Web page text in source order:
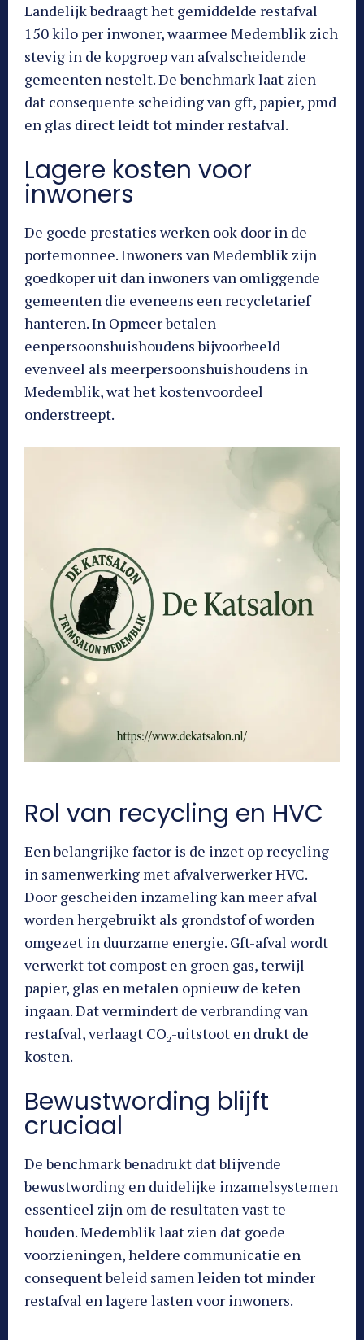
Landelijk bedraagt het gemiddelde restafval
150 kilo per inwoner, waarmee Medemblik zich
stevig in de kopgroep van afvalscheidende
gemeenten nestelt. De benchmark laat zien
dat consequente scheiding van gft, papier, pmd
en glas direct leidt tot minder restafval.
Lagere kosten voor
inwoners
De goede prestaties werken ook door in de
portemonnee. Inwoners van Medemblik zijn
goedkoper uit dan inwoners van omliggende
gemeenten die eveneens een recycletarief
hanteren. In Opmeer betalen
eenpersoonshuishoudens bijvoorbeeld
evenveel als meerpersoonshuishoudens in
Medemblik, wat het kostenvoordeel
onderstreept.
Rol van recycling en HVC
Een belangrijke factor is de inzet op recycling
in samenwerking met afvalverwerker HVC.
Door gescheiden inzameling kan meer afval
worden hergebruikt als grondstof of worden
omgezet in duurzame energie. Gft-afval wordt
verwerkt tot compost en groen gas, terwijl
papier, glas en metalen opnieuw de keten
ingaan. Dat vermindert de verbranding van
restafval, verlaagt CO₂-uitstoot en drukt de
kosten.
Bewustwording blijft
cruciaal
De benchmark benadrukt dat blijvende
bewustwording en duidelijke inzamelsystemen
essentieel zijn om de resultaten vast te
houden. Medemblik laat zien dat goede
voorzieningen, heldere communicatie en
consequent beleid samen leiden tot minder
restafval en lagere lasten voor inwoners.